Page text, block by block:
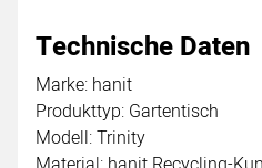
Technische Daten
Marke: hanit
Produkttyp: Gartentisch
Modell: Trinity